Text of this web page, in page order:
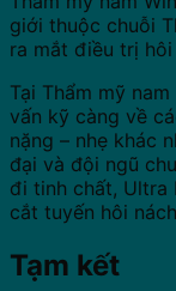
giới thuộc chuỗi
ra mắt điều trị
Tại Thẩm mỹ
vấn kỹ càng về
nặng – nhẹ khác
đại và đội ngũ
đi tinh chất, Ultra
cắt tuyến hôi
Tạm kết